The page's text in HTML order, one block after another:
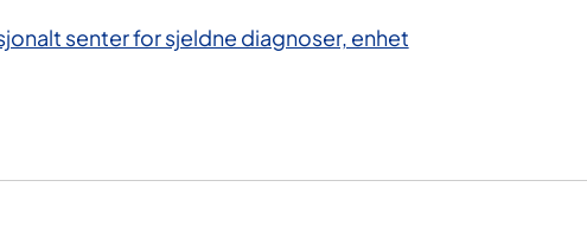
senter for sjeldne diagnoser, enhet